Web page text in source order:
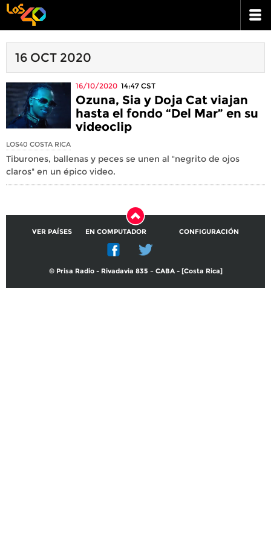
16 OCT 2020
16/10/2020 14:47 CST
Ozuna, Sia y Doja Cat viajan
hasta el fondo “Del Mar” en su
videoclip
LOS40 COSTA RICA
Tiburones, ballenas y peces se unen al "negrito de ojos
claros" en un épico video.
VER PAÍSES EN COMPUTADOR CONFIGURACIÓN
© Prisa Radio - Rivadavia 835 – CABA - [Costa Rica]